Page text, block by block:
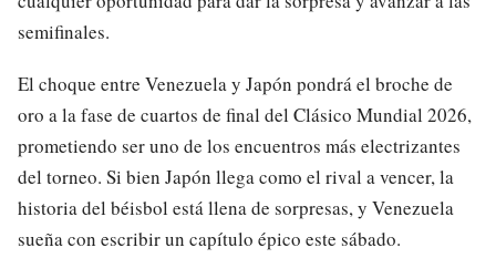
semifinales.
El choque entre Venezuela y Japón pondrá el broche de
oro a la fase de cuartos de final del Clásico Mundial 2026,
prometiendo ser uno de los encuentros más electrizantes
del torneo. Si bien Japón llega como el rival a vencer, la
historia del béisbol está llena de sorpresas, y Venezuela
sueña con escribir un capítulo épico este sábado.